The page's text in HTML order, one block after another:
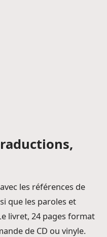
les références de
que les paroles et
livret, 24 pages format
de CD ou vinyle.